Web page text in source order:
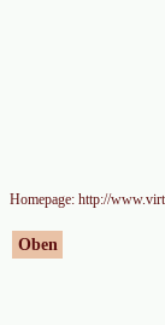
Homepage: http://
Oben